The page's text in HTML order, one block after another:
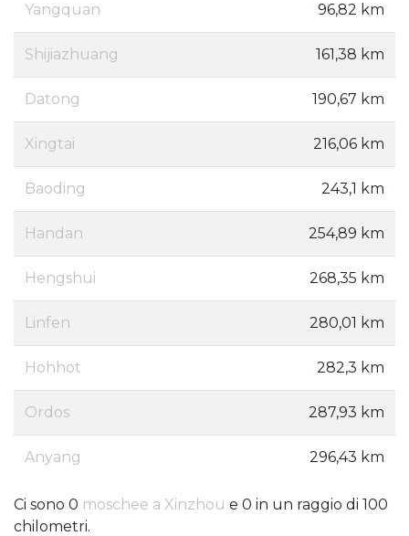
Yangquan 96,82 km
Shijiazhuang 161,38 km
Datong 190,67 km
Xingtai 216,06 km
Baoding 243,1 km
Handan 254,89 km
Hengshui 268,35 km
Linfen 280,01 km
Hohhot 282,3 km
Ordos 287,93 km
Anyang 296,43 km
Ci sono 0 moschee a Xinzhou e 0 in un raggio di 100
chilometri.